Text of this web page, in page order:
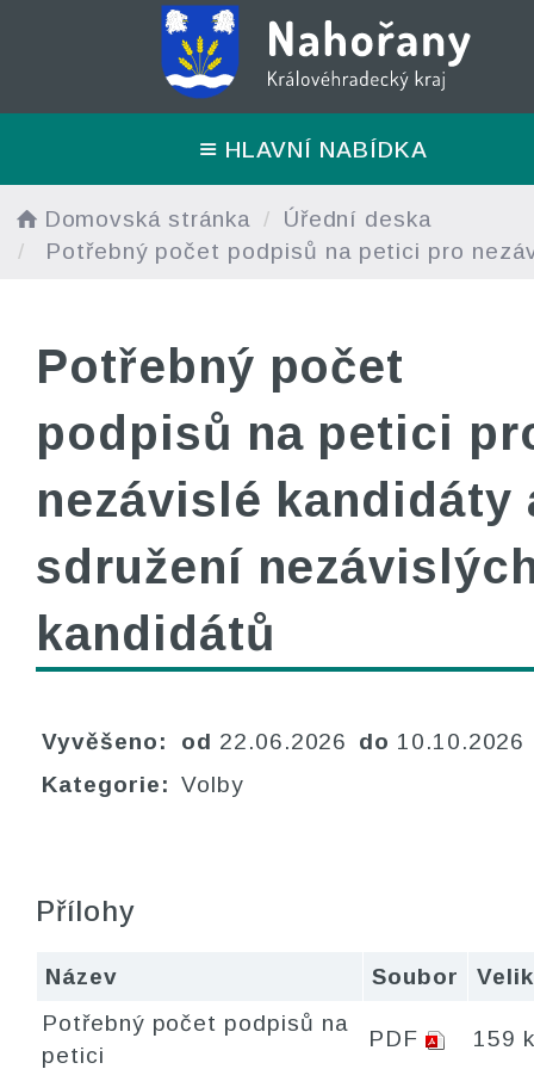
HLAVNÍ NABÍDKA
Domovská stránka
Úřední deska
Potřebný počet podpisů na petici pro
Potřebný počet
podpisů na petici
nezávislé kandidáty
sdružení
kandidátů
Vyvěšeno: od 22.06.2026 do 10.10.2026
Kategorie: Volby
Přílohy
Název Soubor
Potřebný počet podpisů na
petici
PDF 159